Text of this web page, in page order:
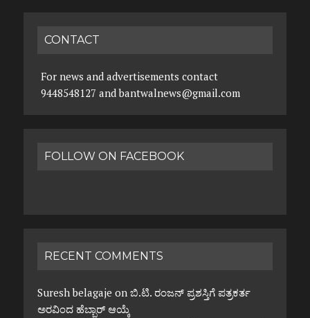
CONTACT
For news and advertisements contact
9448548127 and bantwalnews@gmail.com
FOLLOW ON FACEBOOK
RECENT COMMENTS
Suresh belagaje on ಬಿ.ಟಿ. ರಂಜನ್ ಪ್ರಶಸ್ತಿಗೆ ಪತ್ರಕರ್ತ
ಅರವಿಂದ ಹೆಬ್ಬಾರ್ ಆಯ್ಕೆ